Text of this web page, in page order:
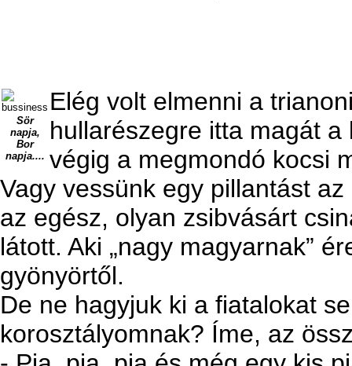
Sör
napja,
Bor
napja....
Elég volt elmenni a
hullarészegre itta magát
végig a megmondó kocsi
Vagy vessünk egy pillantást
az egész, olyan zsibvásárt
látott. Aki „nagy magyarnak”
gyönyörtől.
De ne hagyjuk ki a fiatalokat
korosztályomnak? Íme, az